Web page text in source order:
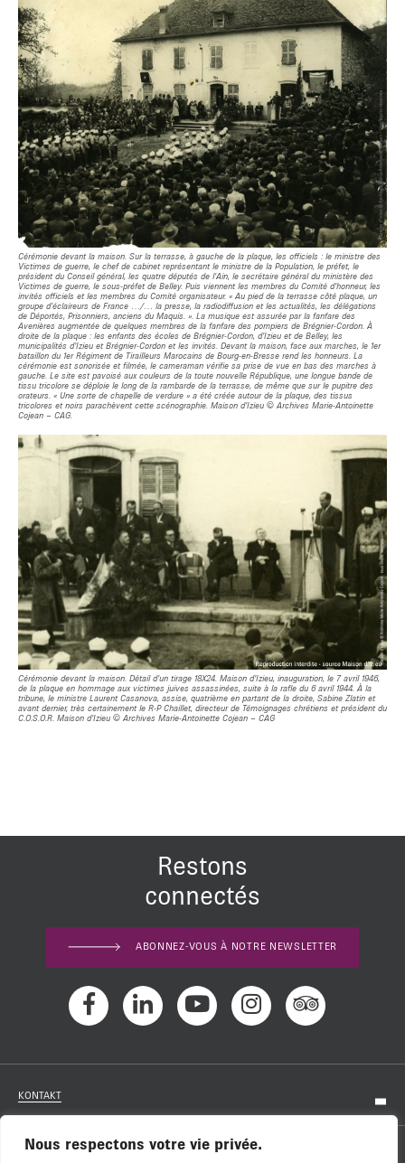
Nous respectons votre vie privée.
Cérémonie devant la maison. Sur la terrasse, à gauche de la plaque, les officiels : le ministre des
Victimes de guerre, le chef de cabinet représentant le ministre de la Population, le préfet, le
président du Conseil général, les quatre députés de l’Ain, le secrétaire général du ministère des
Victimes de guerre, le sous-préfet de Belley. Puis viennent les membres du Comité d’honneur, les
invités officiels et les membres du Comité organisateur. « Au pied de la terrasse côté plaque, un
groupe d’éclaireurs de France …/… la presse, la radiodiffusion et les actualités, les délégations
de Déportés, Prisonniers, anciens du Maquis. ». La musique est assurée par la fanfare des
Avenières augmentée de quelques membres de la fanfare des pompiers de Brégnier-Cordon. À
droite de la plaque : les enfants des écoles de Brégnier-Cordon, d’Izieu et de Belley, les
municipalités d’Izieu et Brégnier-Cordon et les invités. Devant la maison, face aux marches, le 1er
bataillon du 1er Régiment de Tirailleurs Marocains de Bourg-en-Bresse rend les honneurs. La
cérémonie est sonorisée et filmée, le cameraman vérifie sa prise de vue en bas des marches à
gauche. Le site est pavoisé aux couleurs de la toute nouvelle République, une longue bande de
tissu tricolore se déploie le long de la rambarde de la terrasse, de même que sur le pupitre des
orateurs. « Une sorte de chapelle de verdure » a été créée autour de la plaque, des tissus
tricolores et noirs parachèvent cette scénographie. Maison d’Izieu © Archives Marie-Antoinette
Cojean – CAG.
Cérémonie devant la maison. Détail d’un tirage 18X24. Maison d’Izieu, inauguration, le 7 avril 1946,
de la plaque en hommage aux victimes juives assassinées, suite à la rafle du 6 avril 1944. À la
tribune, le ministre Laurent Casanova, assise, quatrième en partant de la droite, Sabine Zlatin et
avant dernier, très certainement le R-P Chaillet, directeur de Témoignages chrétiens et président du
C.O.S.O.R. Maison d’Izieu © Archives Marie-Antoinette Cojean – CAG
Restons
connectés
ABONNEZ-VOUS À NOTRE NEWSLETTER
KONTAKT